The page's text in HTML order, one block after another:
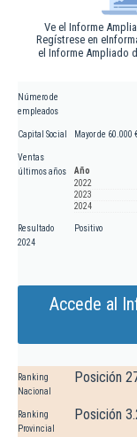
Ve el Informe
Regístrese en
el Informe Ampliado
Número de
empleados
Capital Social Mayor de 60.000
Ventas
últimos años
Año
2022
2023
2024
Resultado
2024
Positivo
Accede al
Ranking
Nacional
Posición
Ranking
Provincial
Posición